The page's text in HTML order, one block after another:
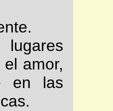
amor,
en las